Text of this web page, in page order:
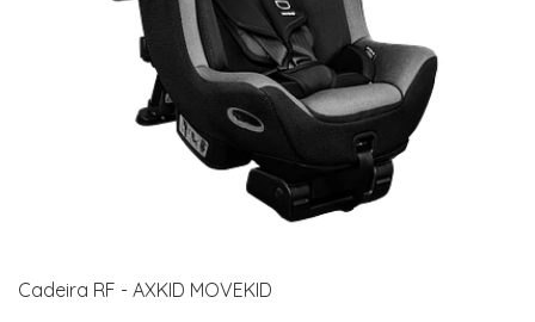
Cadeira RF - AXKID MOVEKID